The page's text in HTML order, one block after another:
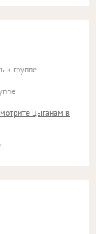
к группе
цыганам в